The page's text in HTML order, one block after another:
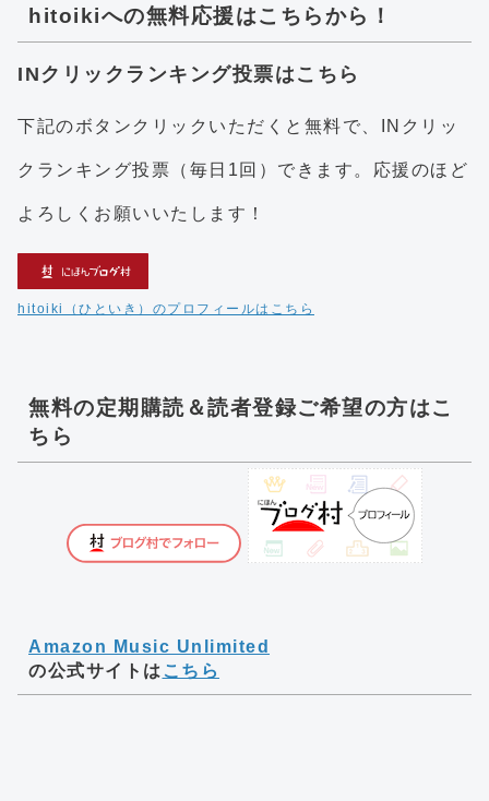
hitoikiへの無料応援はこちらから！
INクリックランキング投票はこちら
下記のボタンクリックいただくと無料で、INクリッ
クランキング投票（毎日1回）できます。応援のほど
よろしくお願いいたします！
hitoiki（ひといき）のプロフィールはこちら
無料の定期購読＆読者登録ご希望の方はこ
ちら
Amazon Music Unlimited
の公式サイトは こちら